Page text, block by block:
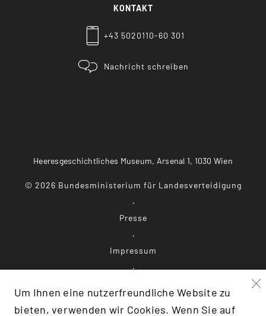
KONTAKT
+43 5020110-60 301
Nachricht schreiben
Heeresgeschichtliches Museum, Arsenal 1, 1030 Wien
© 2026 Bundesministerium für Landesverteidigung
Presse
Impressum
Um Ihnen eine nutzerfreundliche Website zu
bieten, verwenden wir Cookies. Wenn Sie auf